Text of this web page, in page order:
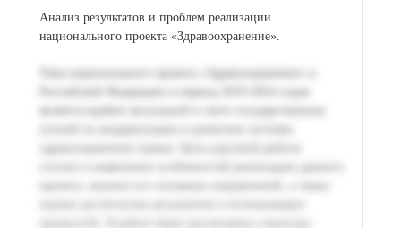
Анализ результатов и проблем реализации
национального проекта «Здравоохранение».